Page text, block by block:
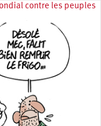
contre les peuples